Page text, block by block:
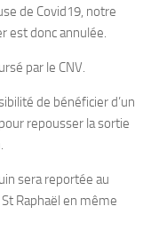
de Covid19, notre
est donc annulée.
par le CNV.
de bénéficier d’un
repousser la sortie
sera reportée au
Raphaël en même